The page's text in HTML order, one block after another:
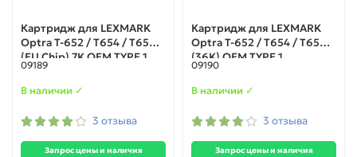
Картридж для LEXMARK
Optra T-652 / T654 / T650
(EU Chip) 7K ОЕМ TYPE 1
09189
В наличии ✓
3 отзыва
Запрос цены и наличия
Картридж для LEXMARK
Optra T-652 / T654 / T650
(36K) ОЕМ TYPE 1
09190
В наличии ✓
3 отзыва
Запрос цены и наличия